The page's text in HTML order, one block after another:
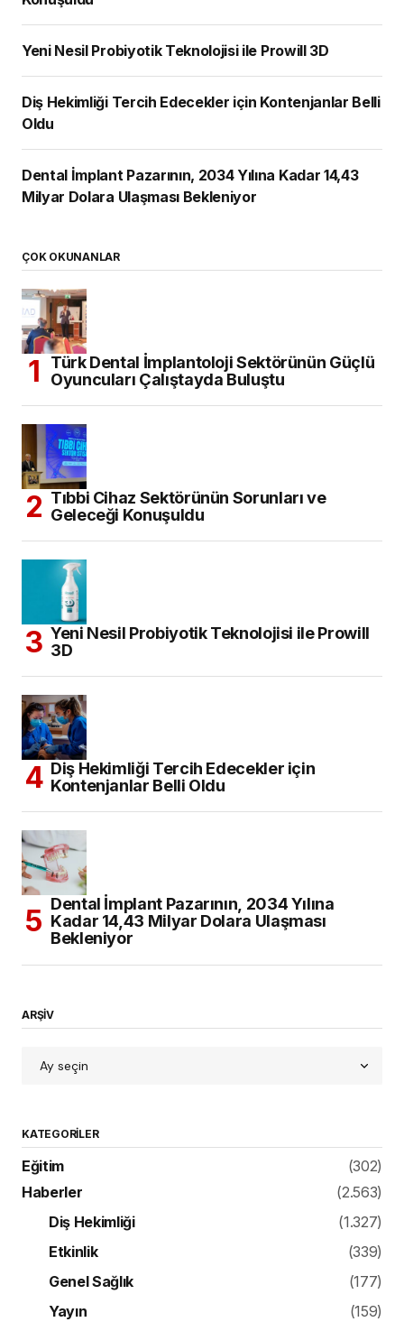
Yeni Nesil Probiyotik Teknolojisi ile Prowill 3D
Diş Hekimliği Tercih Edecekler için Kontenjanlar Belli
Oldu
Dental İmplant Pazarının, 2034 Yılına Kadar 14,43
Milyar Dolara Ulaşması Bekleniyor
ÇOK OKUNANLAR
Türk Dental İmplantoloji Sektörünün Güçlü
Oyuncuları Çalıştayda Buluştu
Tıbbi Cihaz Sektörünün Sorunları ve
Geleceği Konuşuldu
Yeni Nesil Probiyotik Teknolojisi ile Prowill
3D
Diş Hekimliği Tercih Edecekler için
Kontenjanlar Belli Oldu
Dental İmplant Pazarının, 2034 Yılına
Kadar 14,43 Milyar Dolara Ulaşması
Bekleniyor
ARŞİV
KATEGORILER
Eğitim
(302)
Haberler
(2.563)
Diş Hekimliği
(1.327)
Etkinlik
(339)
Genel Sağlık
(177)
Yayın
(159)